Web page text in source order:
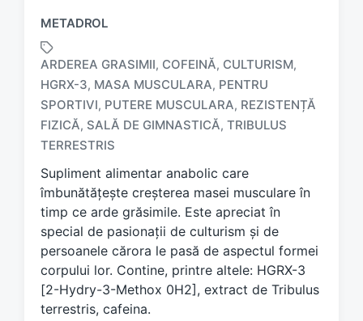
METADROL
T
a
g
e
d
w
t
h
ARDEREA GRASIMII, COFEINĂ, CULTURISM,
HGRX-3, MASA MUSCULARA, PENTRU
SPORTIVI, PUTERE MUSCULARA, REZISTENȚĂ
FIZICĂ, SALĂ DE GIMNASTICĂ, TRIBULUS
TERRESTRIS
Supliment alimentar anabolic care
îmbunătățește creșterea masei musculare în
timp ce arde grăsimile. Este apreciat în
special de pasionații de culturism și de
persoanele cărora le pasă de aspectul formei
corpului lor. Contine, printre altele: HGRX-3
[2-Hydry-3-Methox 0H2], extract de Tribulus
terrestris, cafeina.